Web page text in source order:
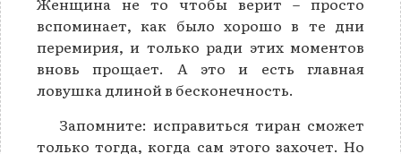
вспоминает, как было хорошо в те дни
перемирия, и только ради этих моментов
вновь прощает. А это и есть главная
ловушка длиной в бесконечность.
Запомните: исправиться тиран сможет
только тогда, когда сам этого захочет. Но